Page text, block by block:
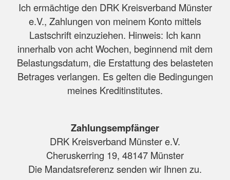
Ich ermächtige den DRK Kreisverband Münster
e.V., Zahlungen von meinem Konto mittels
Lastschrift einzuziehen. Hinweis: Ich kann
innerhalb von acht Wochen, beginnend mit dem
Belastungsdatum, die Erstattung des belasteten
Betrages verlangen. Es gelten die Bedingungen
meines Kreditinstitutes.
Zahlungsempfänger
DRK Kreisverband Münster e.V.
Cheruskerring 19, 48147 Münster
Die Mandatsreferenz senden wir Ihnen zu.